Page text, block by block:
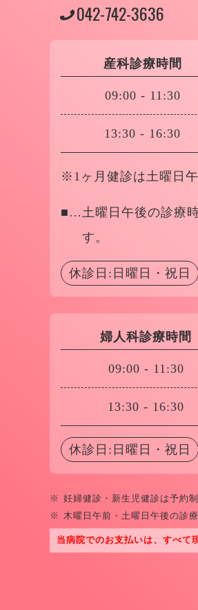
042-742-3636
産科診療時間
09:00 - 11:30
13:30 - 16:30
※1ヶ月健診は土曜日
■…土曜日午後の診療
す。
休診日:日曜日・祝日
婦人科診療時間
09:00 - 11:30
13:30 - 16:30
休診日:日曜日・祝日
※
妊婦健診・新生児健診は予約制
※
木曜日午前・土曜日午後の診
当病院でのお支払いは、すべて